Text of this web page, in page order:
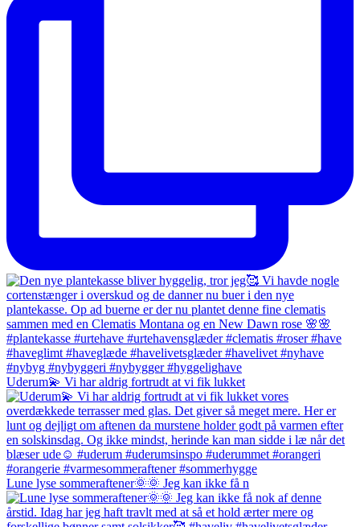
Uderum💫 Vi har aldrig fortrudt at vi fik lukket
Lune lyse sommeraftener🌞🌞 Jeg kan ikke få n